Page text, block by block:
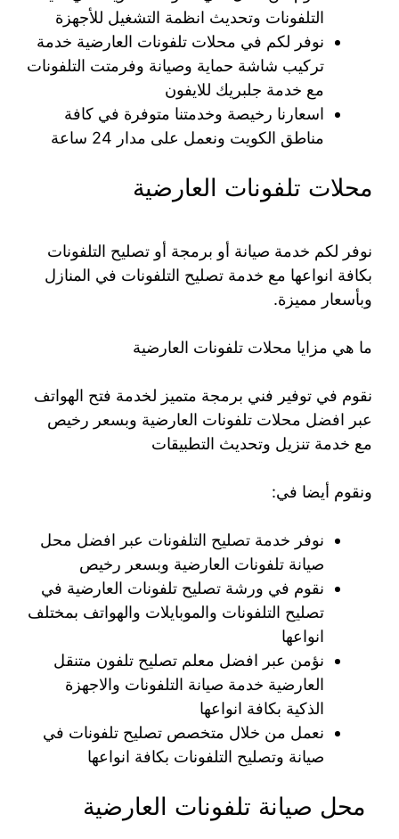
التلفونات وتحديث انظمة التشغيل للأجهزة
نوفر لكم في محلات تلفونات العارضية خدمة
تركيب شاشة حماية وصيانة وفرمتت التلفونات
مع خدمة جلبريك للايفون
اسعارنا رخيصة وخدمتنا متوفرة في كافة
مناطق الكويت ونعمل على مدار 24 ساعة
محلات تلفونات العارضية
نوفر لكم خدمة صيانة أو برمجة أو تصليح التلفونات
بكافة انواعها مع خدمة تصليح التلفونات في المنازل
وبأسعار مميزة.
ما هي مزايا محلات تلفونات العارضية
نقوم في توفير فني برمجة متميز لخدمة فتح الهواتف
عبر افضل محلات تلفونات العارضية وبسعر رخيص
مع خدمة تنزيل وتحديث التطبيقات
ونقوم أيضا في:
نوفر خدمة تصليح التلفونات عبر افضل محل
صيانة تلفونات العارضية وبسعر رخيص
نقوم في ورشة تصليح تلفونات العارضية في
تصليح التلفونات والموبايلات والهواتف بمختلف
انواعها
نؤمن عبر افضل معلم تصليح تلفون متنقل
العارضية خدمة صيانة التلفونات والاجهزة
الذكية بكافة انواعها
نعمل من خلال متخصص تصليح تلفونات في
صيانة وتصليح التلفونات بكافة انواعها
محل صيانة تلفونات العارضية